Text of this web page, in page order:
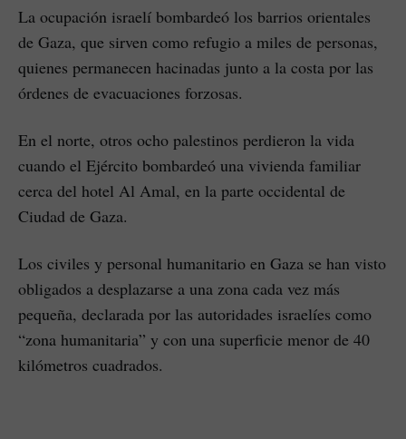
La ocupación israelí bombardeó los barrios orientales
de Gaza, que sirven como refugio a miles de personas,
quienes permanecen hacinadas junto a la costa por las
órdenes de evacuaciones forzosas.
En el norte, otros ocho palestinos perdieron la vida
cuando el Ejército bombardeó una vivienda familiar
cerca del hotel Al Amal, en la parte occidental de
Ciudad de Gaza.
Los civiles y personal humanitario en Gaza se han visto
obligados a desplazarse a una zona cada vez más
pequeña, declarada por las autoridades israelíes como
“zona humanitaria” y con una superficie menor de 40
kilómetros cuadrados.